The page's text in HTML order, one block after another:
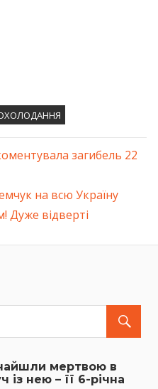
загибель 22
на всю Україну
Дуже відверті
мертвою в
із нею – її 6-річна